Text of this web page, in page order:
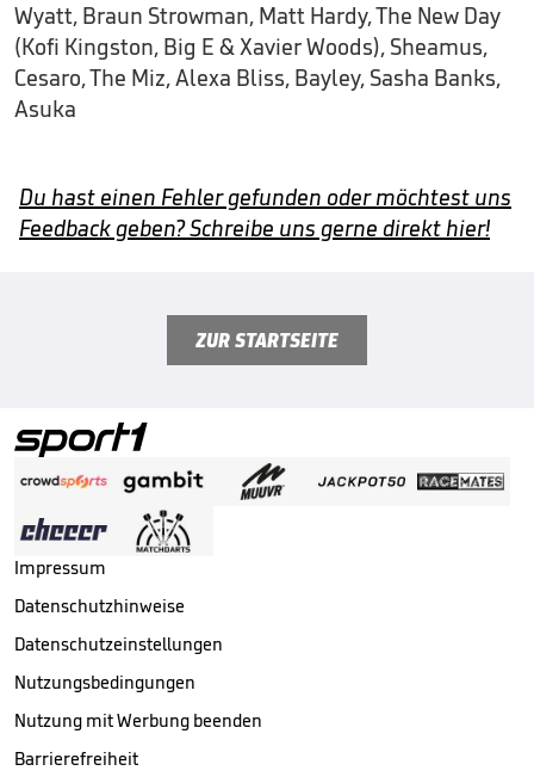
Wyatt, Braun Strowman, Matt Hardy, The New Day
(Kofi Kingston, Big E & Xavier Woods), Sheamus,
Cesaro, The Miz, Alexa Bliss, Bayley, Sasha Banks,
Asuka
Du hast einen Fehler gefunden oder möchtest uns
Feedback geben? Schreibe uns gerne direkt hier!
ZUR STARTSEITE
Impressum
Datenschutzhinweise
Datenschutzeinstellungen
Nutzungsbedingungen
Nutzung mit Werbung beenden
Barrierefreiheit